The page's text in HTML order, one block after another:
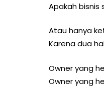
Apakah bisnis
Atau hanya
Karena dua
Owner yang
Owner yang